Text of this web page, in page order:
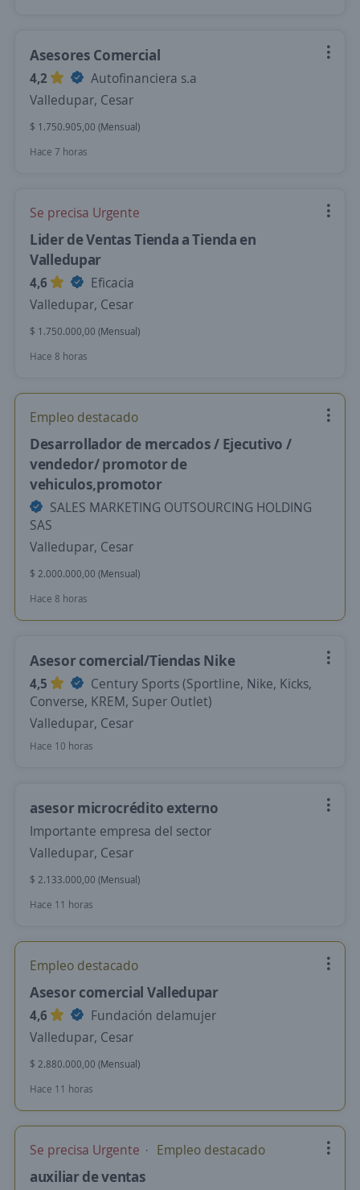
Asesores Comercial
4,2
Autofinanciera s.a
Valledupar, Cesar
$ 1.750.905,00 (Mensual)
Hace 7 horas
Se precisa Urgente
Lider de Ventas Tienda a Tienda en
Valledupar
4,6
Eficacia
Valledupar, Cesar
$ 1.750.000,00 (Mensual)
Hace 8 horas
Empleo destacado
Desarrollador de mercados / Ejecutivo /
vendedor/ promotor de
vehiculos,promotor
SALES MARKETING OUTSOURCING HOLDING
SAS
Valledupar, Cesar
$ 2.000.000,00 (Mensual)
Hace 8 horas
Asesor comercial/Tiendas Nike
4,5
Century Sports (Sportline, Nike, Kicks,
Converse, KREM, Super Outlet)
Valledupar, Cesar
Hace 10 horas
asesor microcrédito externo
Importante empresa del sector
Valledupar, Cesar
$ 2.133.000,00 (Mensual)
Hace 11 horas
Empleo destacado
Asesor comercial Valledupar
4,6
Fundación delamujer
Valledupar, Cesar
$ 2.880.000,00 (Mensual)
Hace 11 horas
Se precisa Urgente Empleo destacado
auxiliar de ventas